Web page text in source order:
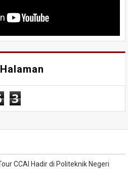
3
CCAI Hadir di Politeknik Negeri